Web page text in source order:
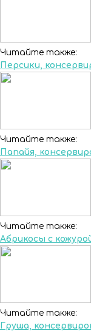
Читайте также:
Персики,
Читайте также:
Папайя,
Читайте также:
Абрикосы с
Читайте также:
Груша,